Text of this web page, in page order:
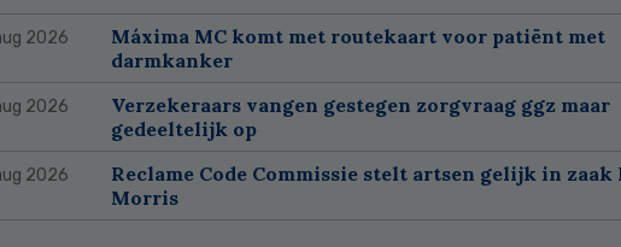
2026
Máxima MC komt met routekaart voor patiënt met
darmkanker
2026
Verzekeraars vangen gestegen zorgvraag ggz maar
gedeeltelijk op
2026
Reclame Code Commissie stelt artsen gelijk in
Morris